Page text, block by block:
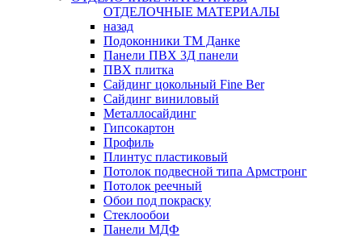
ОТДЕЛОЧНЫЕ МАТЕРИАЛЫ
назад
Подоконники ТМ Данке
Панели ПВХ 3Д панели
ПВХ плитка
Сайдинг цокольный Fine Ber
Сайдинг виниловый
Металлосайдинг
Гипсокартон
Профиль
Плинтус пластиковый
Потолок подвесной типа Армстронг
Потолок реечный
Обои под покраску
Стеклообои
Панели МДФ